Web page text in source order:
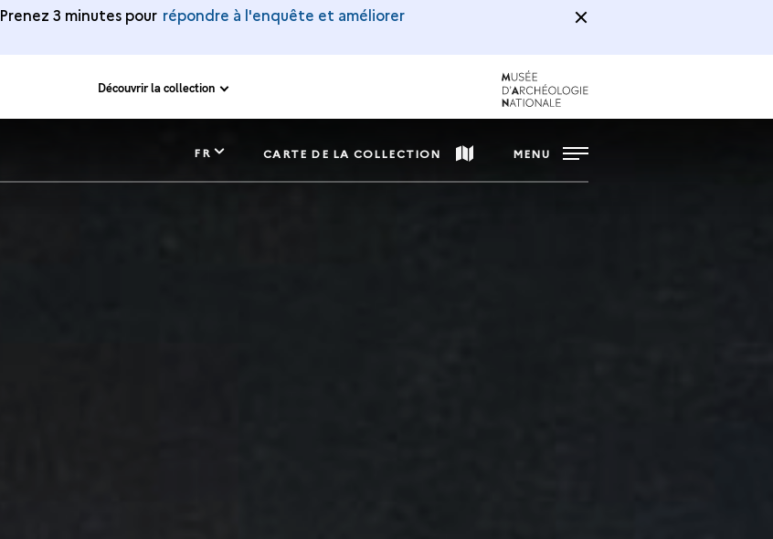
Prenez 3 minutes pour répondre à l'enquête et améliorer
Découvrir la collection
FR CARTE DE LA COLLECTION MENU